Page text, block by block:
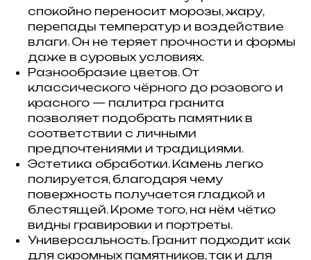
спокойно переносит морозы, жару,
перепады температур и воздействие
влаги. Он не теряет прочности и формы
даже в суровых условиях.
Разнообразие цветов. От
классического чёрного до розового и
красного — палитра гранита
позволяет подобрать памятник в
соответствии с личными
предпочтениями и традициями.
Эстетика обработки. Камень легко
полируется, благодаря чему
поверхность получается гладкой и
блестящей. Кроме того, на нём чётко
видны гравировки и портреты.
Универсальность. Гранит подходит как
для скромных памятников, так и для